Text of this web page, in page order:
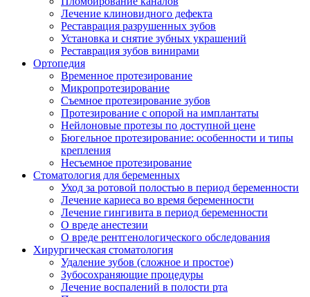
Лечение клиновидного дефекта
Реставрация разрушенных зубов
Установка и снятие зубных украшений
Реставрация зубов винирами
Ортопедия
Временное протезирование
Микропротезирование
Съемное протезирование зубов
Протезирование с опорой на имплантаты
Нейлоновые протезы по доступной цене
Бюгельное протезирование: особенности и типы
крепления
Несъемное протезирование
Стоматология для беременных
Уход за ротовой полостью в период беременности
Лечение кариеса во время беременности
Лечение гингивита в период беременности
О вреде анестезии
О вреде рентгенологического обследования
Хирургическая стоматология
Удаление зубов (сложное и простое)
Зубосохраняющие процедуры
Лечение воспалений в полости рта